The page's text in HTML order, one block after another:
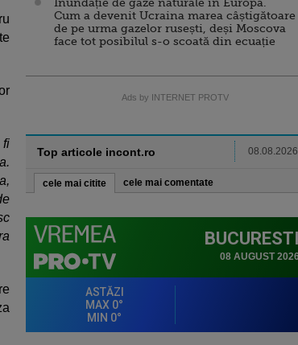
fi
Cum a devenit Ucraina marea câștigătoare
de pe urma gazelor rusești, deși Moscova
face tot posibilul s-o scoată din ecuație
Ads by INTERNET PROTV
Top articole incont.ro 08.08.2026
cele mai citite cele mai comentate